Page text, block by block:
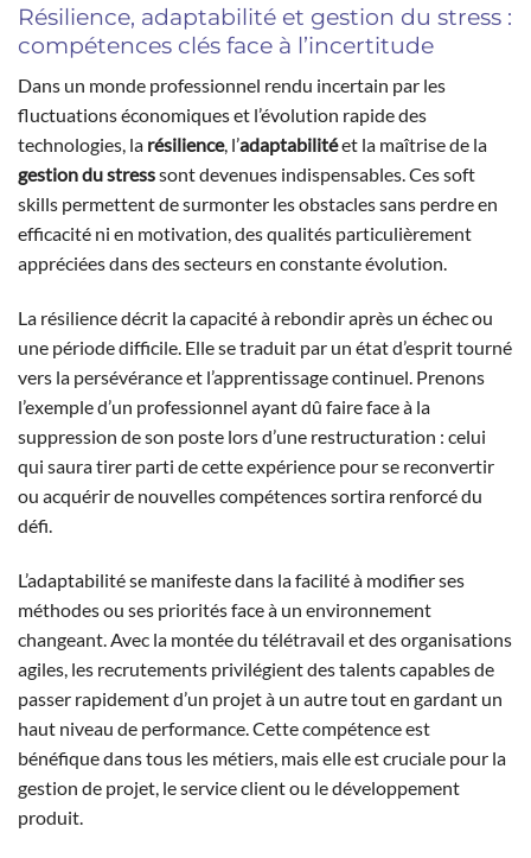
Résilience, adaptabilité et gestion du stress :
compétences clés face à l’incertitude
Dans un monde professionnel rendu incertain par les
fluctuations économiques et l’évolution rapide des
technologies, la résilience, l’adaptabilitéet la maîtrise de la
gestion du stresssont devenues indispensables. Ces soft
skills permettent de surmonter les obstacles sans perdre en
efficacité ni en motivation, des qualités particulièrement
appréciées dans des secteurs en constante évolution.
La résilience décrit la capacité à rebondir après un échec ou
une période difficile. Elle se traduit par un état d’esprit tourné
vers la persévérance et l’apprentissage continuel. Prenons
l’exemple d’un professionnel ayant dû faire face à la
suppression de son poste lors d’une restructuration : celui
qui saura tirer parti de cette expérience pour se reconvertir
ou acquérir de nouvelles compétences sortira renforcé du
défi.
L’adaptabilité se manifeste dans la facilité à modifier ses
méthodes ou ses priorités face à un environnement
changeant. Avec la montée du télétravail et des organisations
agiles, les recrutements privilégient des talents capables de
passer rapidement d’un projet à un autre tout en gardant un
haut niveau de performance. Cette compétence est
bénéfique dans tous les métiers, mais elle est cruciale pour la
gestion de projet, le service client ou le développement
produit.